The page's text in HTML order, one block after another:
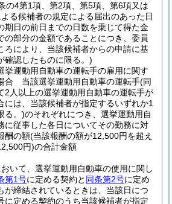
の4第1項、第2項、第5項、第6項又は
る候補者の規定による届出のあった日
期日の前日までの日数を乗じて得た金
の部分の金額であることにつき、委員
ろにより、当該候補者からの申請に基
確認したものに限る。)
挙運動用自動車の運転手の雇用に関す
合 当該選挙運動用自動車の運転手(同
2人以上の選挙運動用自動車の運転手が
には、当該候補者が指定するいずれか1
る。)のそれぞれにつき、選挙運動用自
に従事した各日についてその勤務に対
酬の額(当該報酬の額が12,500円を超え
円)の合計金額
いて、選挙運動用自動車の使用に関し
第1号に定める契約と 同条第2号に定め
が締結されているときは、当該日につ
に定める契約のうち当該候補者が指定